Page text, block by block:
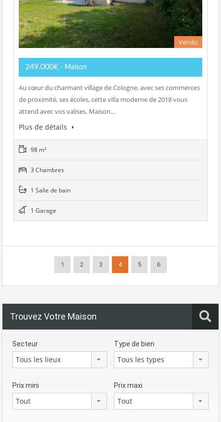
Vendu
249.000€ - Maison
Au cœur du charmant village de Cologne, avec ses commerces
de proximité, ses écoles, cette villa moderne de 2018 vous
attend avec vos valises. Maison…
Plus de détails
98 m²
3 Chambres
1 Salle de bain
1 Garage
1 2 3 4 5 6
Trouvez Votre Maison
Secteur
Tous les lieux
Type de bien
Tous les types
Prix mini
Tout
Prix maxi
Tout